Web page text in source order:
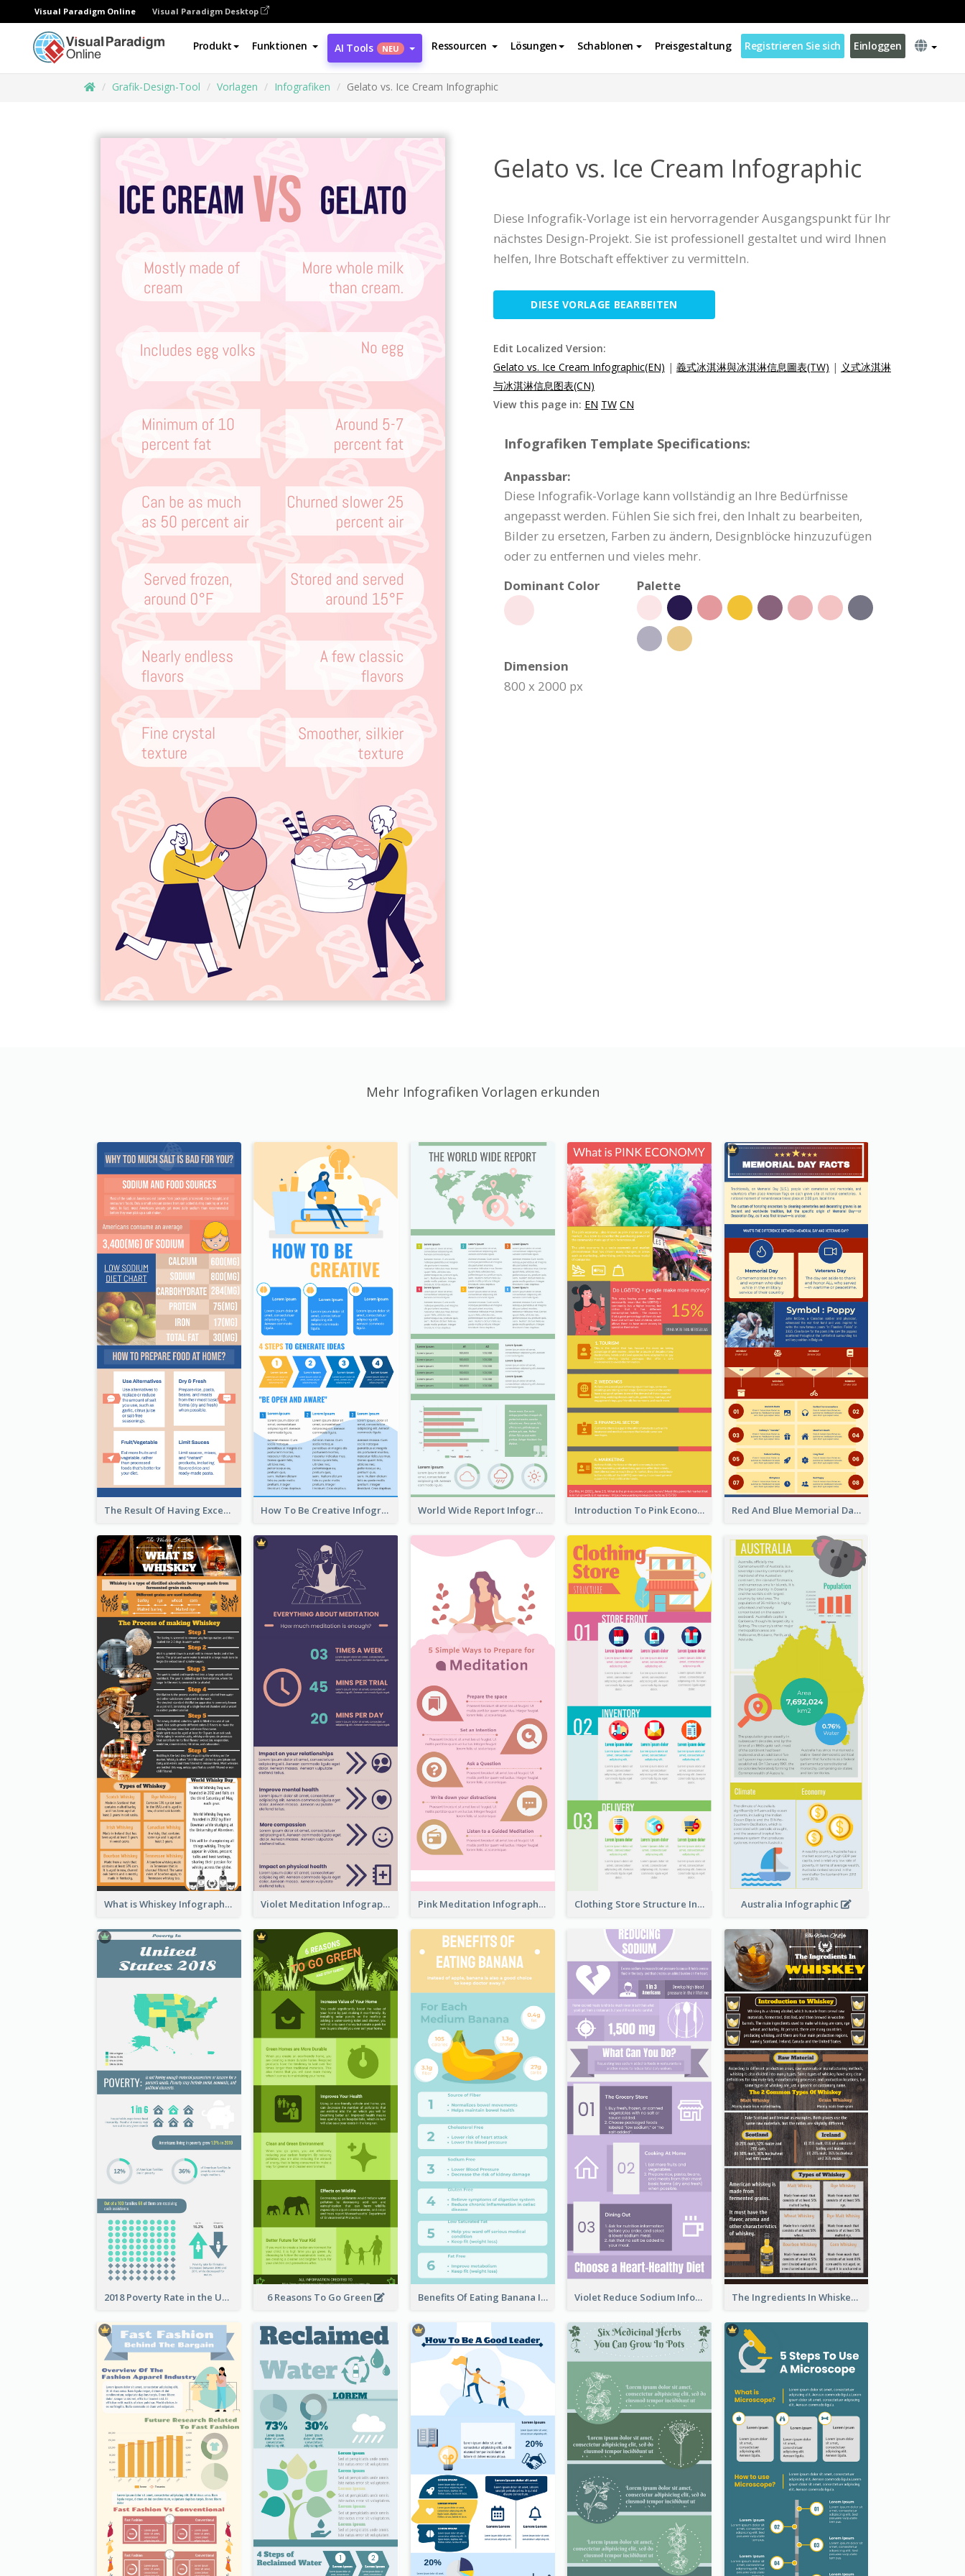
Visual Paradigm Online Visual Paradigm Desktop
Produkt Funktionen AI Tools NEU Ressourcen Lösungen Schablonen Preisgestaltung Registrieren Sie sich Einloggen
Grafik-Design-Tool Vorlagen Infografiken Gelato vs. Ice Cream Infographic
Gelato vs. Ice Cream Infographic
Diese Infografik-Vorlage ist ein hervorragender Ausgangspunkt für Ihr
nächstes Design-Projekt. Sie ist professionell gestaltet und wird Ihnen
helfen, Ihre Botschaft effektiver zu vermitteln.
DIESE VORLAGE BEARBEITEN
Edit Localized Version:
Gelato vs. Ice Cream Infographic(EN) | 義式冰淇淋與冰淇淋信息圖表(TW) | 义式冰淇淋
与冰淇淋信息图表(CN)
View this page in: EN TW CN
Infografiken Template Specifications:
Anpassbar:
Diese Infografik-Vorlage kann vollständig an Ihre Bedürfnisse
angepasst werden. Fühlen Sie sich frei, den Inhalt zu bearbeiten,
Bilder zu ersetzen, Farben zu ändern, Designblöcke hinzuzufügen
oder zu entfernen und vieles mehr.
Dominant Color
Palette
Dimension
800 x 2000 px
Mehr Infografiken Vorlagen erkunden
The Result Of Having Excessive Salt Infographic Design How To Be Creative Infographic World Wide Report Infographic Introduction To Pink Economy Infographic Red And Blue Memorial Day Fasts Infographic Design
What is Whiskey Infographic Violet Meditation Infographic Pink Meditation Infographic Clothing Store Structure Infographic Australia Infographic
2018 Poverty Rate in the United States Infographic 6 Reasons To Go Green Benefits Of Eating Banana Infographic Violet Reduce Sodium Infographic Idea Design The Ingredients In Whiskey Infographic